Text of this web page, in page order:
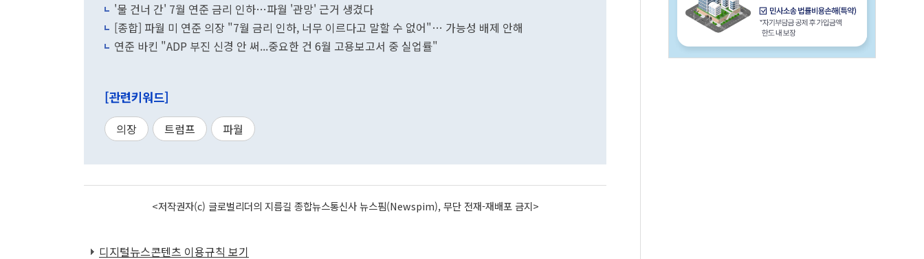
'물 건너 간' 7월 연준 금리 인하…파월 '관망' 근거 생겼다
[종합] 파월 미 연준 의장 "7월 금리 인하, 너무 이르다고 말할 수 없어"… 가능성 배제 안해
연준 바킨 "ADP 부진 신경 안 써...중요한 건 6월 고용보고서 중 실업률"
[관련키워드]
의장 트럼프 파월
<저작권자(c) 글로벌리더의 지름길 종합뉴스통신사 뉴스핌(Newspim), 무단 전재-재배포 금지>
디지털뉴스콘텐츠 이용규칙 보기